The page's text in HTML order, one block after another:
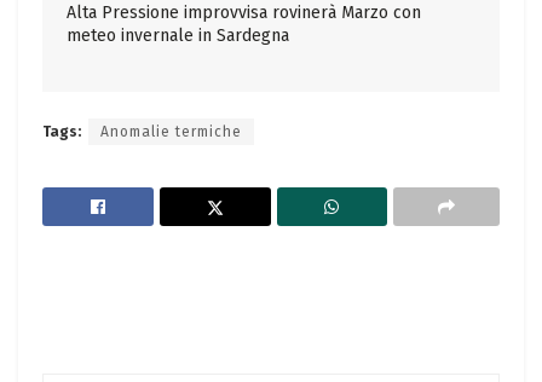
Alta Pressione improvvisa rovinerà Marzo con
meteo invernale in Sardegna
Tags: Anomalie termiche